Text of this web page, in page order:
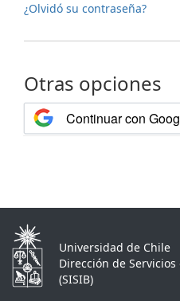
¿Olvidó su contraseña?
Otras opciones
Continuar con
Universidad de Chile
Dirección de
(SISIB)